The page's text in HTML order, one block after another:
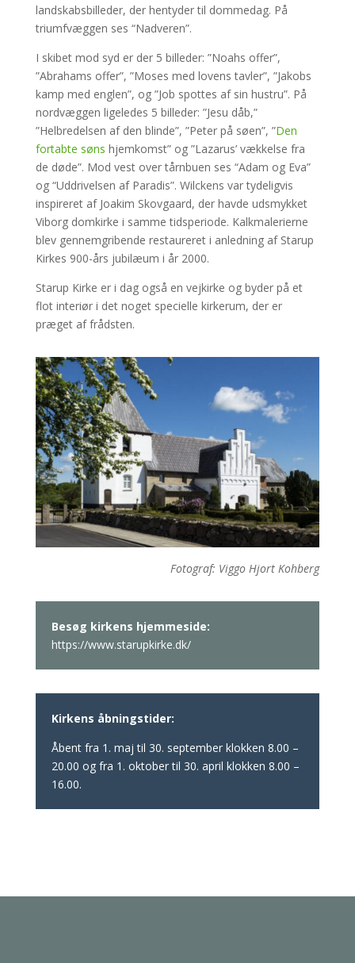
landskabsbilleder, der hentyder til dommedag. På
triumfvæggen ses “Nadveren”.
I skibet mod syd er der 5 billeder: ”Noahs offer”,
”Abrahams offer”, ”Moses med lovens tavler”, ”Jakobs
kamp med englen”, og ”Job spottes af sin hustru”. På
nordvæggen ligeledes 5 billeder: ”Jesu dåb,”
”Helbredelsen af den blinde”, ”Peter på søen”, ”Den
fortabte søns hjemkomst” og ”Lazarus’ vækkelse fra
de døde”. Mod vest over tårnbuen ses “Adam og Eva”
og “Uddrivelsen af Paradis”. Wilckens var tydeligvis
inspireret af Joakim Skovgaard, der havde udsmykket
Viborg domkirke i samme tidsperiode. Kalkmalerierne
blev gennemgribende restaureret i anledning af Starup
Kirkes 900-års jubilæum i år 2000.
Starup Kirke er i dag også en vejkirke og byder på et
flot interiør i det noget specielle kirkerum, der er
præget af frådsten.
Fotograf: Viggo Hjort Kohberg
Besøg kirkens hjemmeside:
https://www.starupkirke.dk/
Kirkens åbningstider:
Åbent fra 1. maj til 30. september klokken 8.00 –
20.00 og fra 1. oktober til 30. april klokken 8.00 –
16.00.